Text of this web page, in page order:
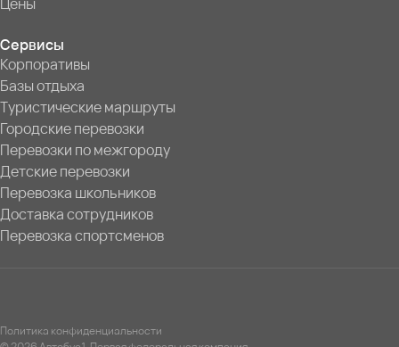
Сервисы
Корпоративы
Базы отдыха
Туристические маршруты
Городские перевозки
Перевозки по межгороду
Детские перевозки
Перевозка школьников
Доставка сотрудников
Перевозка спортсменов
Политика конфиденциальности